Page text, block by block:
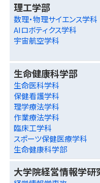
理工学部
数理・物理サイエンス学科
AIロボティクス学科
宇宙航空学科
生命健康科学部
生命医科学科
保健看護学科
理学療法学科
作業療法学科
臨床工学科
スポーツ保健医療学科
生命健康科学部
大学院経営情報学研